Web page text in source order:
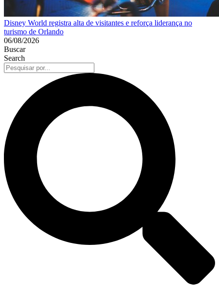
Disney World registra alta de visitantes e reforça liderança no
turismo de Orlando
06/08/2026
Buscar
Search